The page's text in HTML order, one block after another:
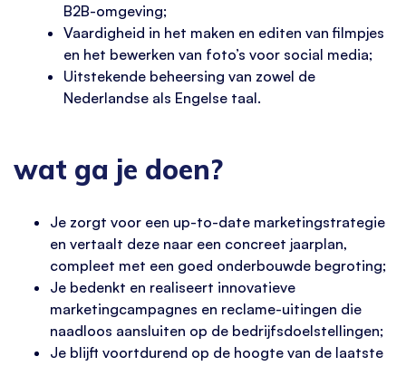
B2B-omgeving;
Vaardigheid in het maken en editen van filmpjes
en het bewerken van foto’s voor social media;
Uitstekende beheersing van zowel de
Nederlandse als Engelse taal.
wat ga je doen?
Je zorgt voor een up-to-date marketingstrategie
en vertaalt deze naar een concreet jaarplan,
compleet met een goed onderbouwde begroting;
Je bedenkt en realiseert innovatieve
marketingcampagnes en reclame-uitingen die
naadloos aansluiten op de bedrijfsdoelstellingen;
Je blijft voortdurend op de hoogte van de laatste